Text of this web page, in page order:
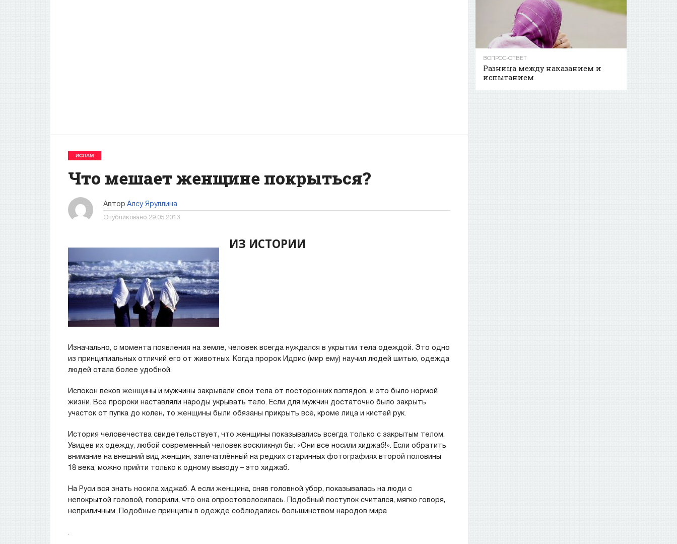
ИСЛАМ
Что мешает женщине покрыться?
Автор Алсу Яруллина
Опубликовано 29.05.2013
ИЗ ИСТОРИИ
Изначально, с момента появления на земле, человек всегда нуждался в укрытии тела одеждой. Это одно
из принципиальных отличий его от животных. Когда пророк Идрис (мир ему) научил людей шитью, одежда
людей стала более удобной.
Испокон веков женщины и мужчины закрывали свои тела от посторонних взглядов, и это было нормой
жизни. Все пророки наставляли народы укрывать тело. Если для мужчин достаточно было закрыть
участок от пупка до колен, то женщины были обязаны прикрыть всё, кроме лица и кистей рук.
История человечества свидетельствует, что женщины показывались всегда только с закрытым телом.
Увидев их одежду, любой современный человек воскликнул бы: «Они все носили хиджаб!». Если обратить
внимание на внешний вид женщин, запечатлённый на редких старинных фотографиях второй половины
18 века, можно прийти только к одному выводу – это хиджаб.
На Руси вся знать носила хиджаб. А если женщина, сняв головной убор, показывалась на люди с
непокрытой головой, говорили, что она опростоволосилась. Подобный поступок считался, мягко говоря,
неприличным. Подобные принципы в одежде соблюдались большинством народов мира
.
ВОПРОС-ОТВЕТ
Разница между наказанием и
испытанием